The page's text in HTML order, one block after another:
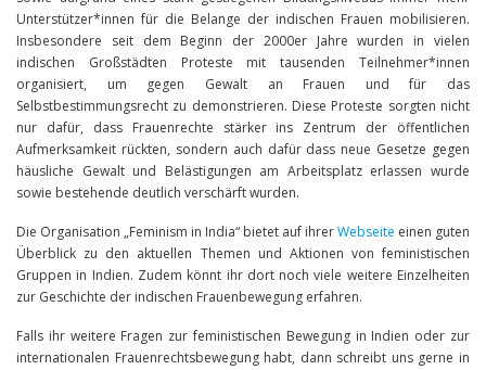
Unterstützer*innen für die Belange der indischen Frauen mobilisieren.
Insbesondere seit dem Beginn der 2000er Jahre wurden in vielen
indischen Großstädten Proteste mit tausenden Teilnehmer*innen
organisiert, um gegen Gewalt an Frauen und für das
Selbstbestimmungsrecht zu demonstrieren. Diese Proteste sorgten nicht
nur dafür, dass Frauenrechte stärker ins Zentrum der öffentlichen
Aufmerksamkeit rückten, sondern auch dafür dass neue Gesetze gegen
häusliche Gewalt und Belästigungen am Arbeitsplatz erlassen wurde
sowie bestehende deutlich verschärft wurden.
Die Organisation „Feminism in India“ bietet auf ihrerWebseite einen guten
Überblick zu den aktuellen Themen und Aktionen von feministischen
Gruppen in Indien. Zudem könnt ihr dort noch viele weitere Einzelheiten
zur Geschichte der indischen Frauenbewegung erfahren.
Falls ihr weitere Fragen zur feministischen Bewegung in Indien oder zur
internationalen Frauenrechtsbewegung habt, dann schreibt uns gerne in